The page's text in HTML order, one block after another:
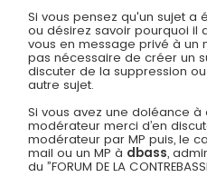
Si vous pensez qu'un sujet a
ou désirez savoir pourquoi il
vous en message privé à un
pas nécessaire de créer un
discuter de la suppression
autre sujet.
Si vous avez une doléance
modérateur merci d’en
modérateur par MP puis, le
mail ou un MP à dbass,
du ”FORUM DE LA